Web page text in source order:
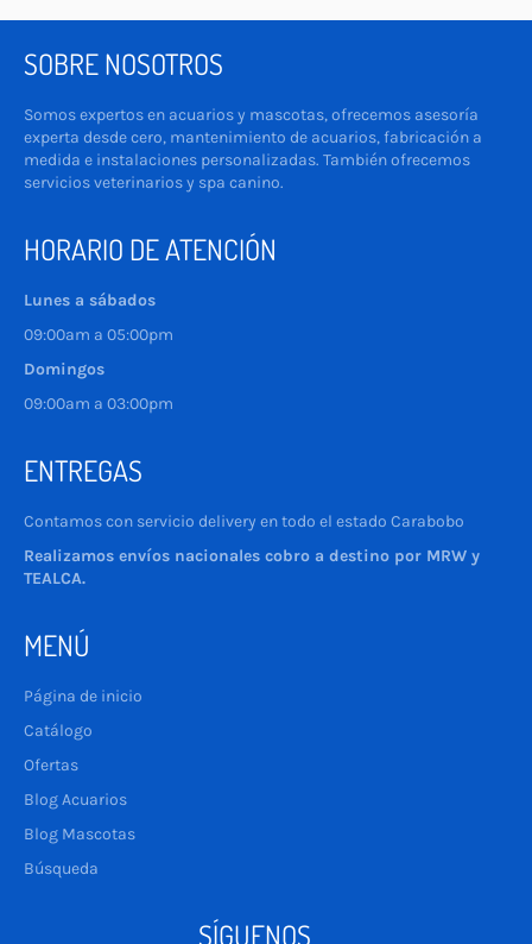
SOBRE NOSOTROS
Somos expertos en acuarios y mascotas, ofrecemos asesoría
experta desde cero, mantenimiento de acuarios, fabricación a
medida e instalaciones personalizadas. También ofrecemos
servicios veterinarios y spa canino.
HORARIO DE ATENCIÓN
Lunes a sábados
09:00am a 05:00pm
Domingos
09:00am a 03:00pm
ENTREGAS
Contamos con servicio delivery en todo el estado Carabobo
Realizamos envíos nacionales cobro a destino por MRW y
TEALCA.
MENÚ
Página de inicio
Catálogo
Ofertas
Blog Acuarios
Blog Mascotas
Búsqueda
SÍGUENOS